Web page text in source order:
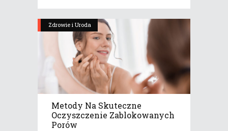
Zdrowie i Uroda
Metody Na Skuteczne
Oczyszczenie Zablokowanych
Porów